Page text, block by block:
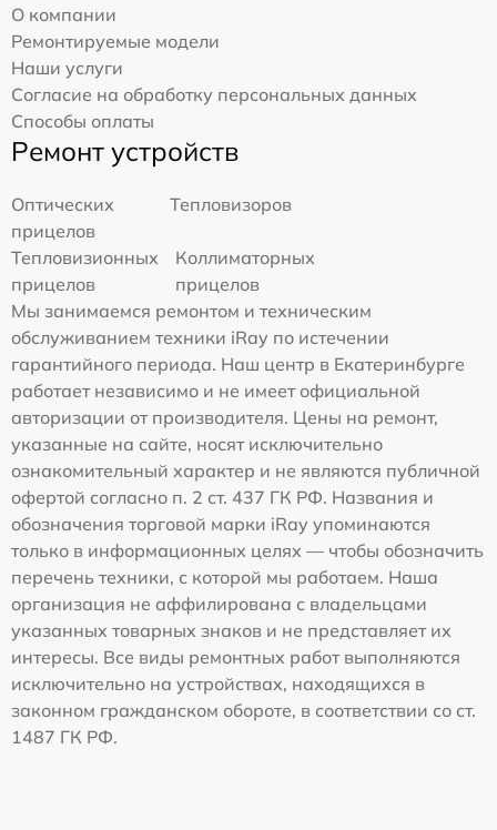
О компании
Ремонтируемые модели
Наши услуги
Согласие на обработку персональных данных
Способы оплаты
Ремонт устройств
Оптических
прицелов
Тепловизоров
Тепловизионных
прицелов
Коллиматорных
прицелов
Мы занимаемся ремонтом и техническим
обслуживанием техники iRay по истечении
гарантийного периода. Наш центр в Екатеринбурге
работает независимо и не имеет официальной
авторизации от производителя. Цены на ремонт,
указанные на сайте, носят исключительно
ознакомительный характер и не являются публичной
офертой согласно п. 2 ст. 437 ГК РФ. Названия и
обозначения торговой марки iRay упоминаются
только в информационных целях — чтобы обозначить
перечень техники, с которой мы работаем. Наша
организация не аффилирована с владельцами
указанных товарных знаков и не представляет их
интересы. Все виды ремонтных работ выполняются
исключительно на устройствах, находящихся в
законном гражданском обороте, в соответствии со ст.
1487 ГК РФ.